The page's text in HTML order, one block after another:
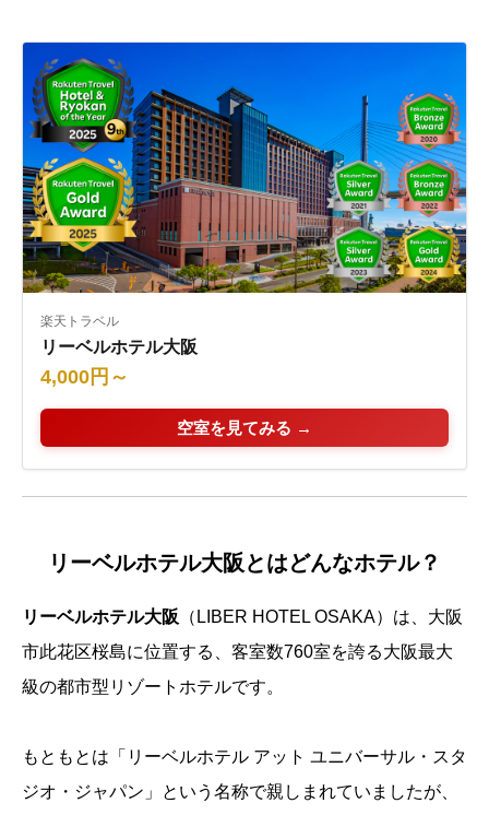
楽天トラベル
リーベルホテル大阪
4,000円～
空室を見てみる →
リーベルホテル大阪とはどんなホテル？
リーベルホテル大阪 （LIBER HOTEL OSAKA）は、大阪
市此花区桜島に位置する、客室数760室を誇る大阪最大
級の都市型リゾートホテルです。
もともとは「リーベルホテル アット ユニバーサル・スタ
ジオ・ジャパン」という名称で親しまれていましたが、